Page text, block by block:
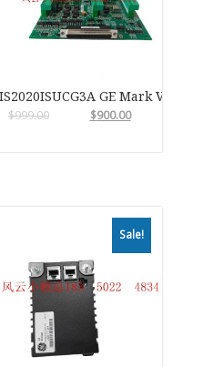
卡件
IS2020ISUCG3A GE Mark VIe
$999.00 $900.00
Sale!